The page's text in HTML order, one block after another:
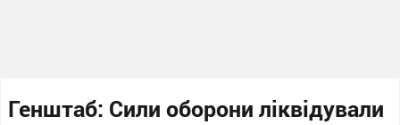
Генштаб: Сили оборони ліквідували